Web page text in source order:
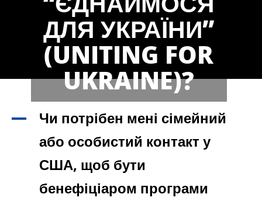
ДЛЯ УКРАЇНИ”
(UNITING FOR
UKRAINE)?
A
Чи потрібен мені сімейний
або особистий контакт у
США, щоб бути
бенефіціаром програми